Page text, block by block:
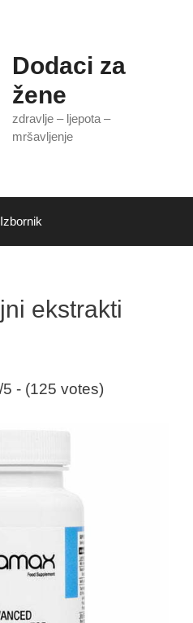
Dodaci za
žene
zdravlje – ljepota –
mršavljenje
Izbornik
ekstrakti
- (125 votes)